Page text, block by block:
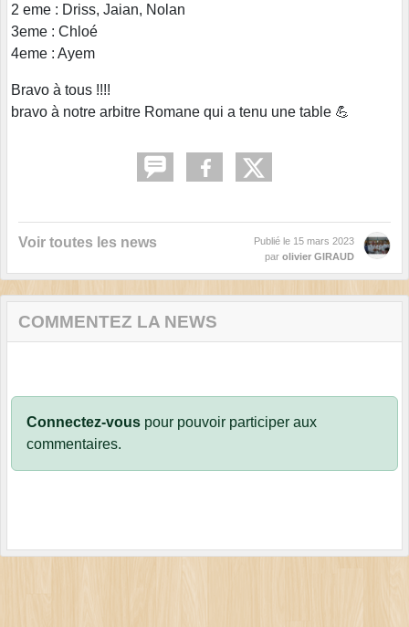
2 eme : Driss, Jaian, Nolan
3eme : Chloé
4eme : Ayem
Bravo à tous !!!!
bravo à notre arbitre Romane qui a tenu une table 💪
Voir toutes les news Publié le 15 mars 2023
par olivier GIRAUD
COMMENTEZ LA NEWS
Connectez-vous pour pouvoir participer aux
commentaires.